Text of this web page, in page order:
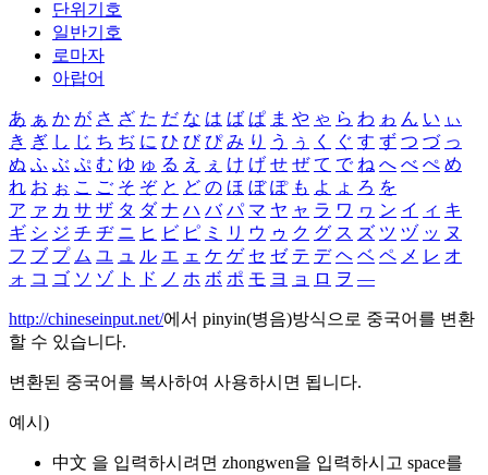
단위기호
일반기호
로마자
아랍어
あ ぁ か が さ ざ た だ な は ば ぱ ま や ゃ ら わ ゎ ん い ぃ
き ぎ し じ ち ぢ に ひ び ぴ み り う ぅ く ぐ す ず つ づ っ
ぬ ふ ぶ ぷ む ゆ ゅ る え ぇ け げ せ ぜ て で ね へ べ ぺ め
れ お ぉ こ ご そ ぞ と ど の ほ ぼ ぽ も よ ょ ろ を
ア ァ カ サ ザ タ ダ ナ ハ バ パ マ ヤ ャ ラ ワ ヮ ン イ ィ キ
ギ シ ジ チ ヂ ニ ヒ ビ ピ ミ リ ウ ゥ ク グ ス ズ ツ ヅ ッ ヌ
フ ブ プ ム ユ ュ ル エ ェ ケ ゲ セ ゼ テ デ ヘ ベ ペ メ レ オ
ォ コ ゴ ソ ゾ ト ド ノ ホ ボ ポ モ ヨ ョ ロ ヲ ―
http://chineseinput.net/에서 pinyin(병음)방식으로 중국어를 변환
할 수 있습니다.
변환된 중국어를 복사하여 사용하시면 됩니다.
예시)
中文 을 입력하시려면 zhongwen을 입력하시고 space를